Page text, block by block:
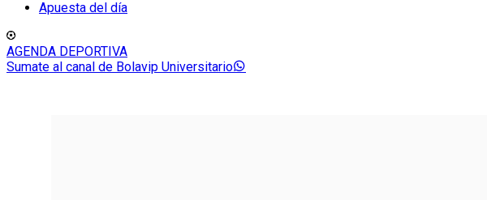
Apuesta del día
AGENDA DEPORTIVA
Sumate al canal de Bolavip Universitario